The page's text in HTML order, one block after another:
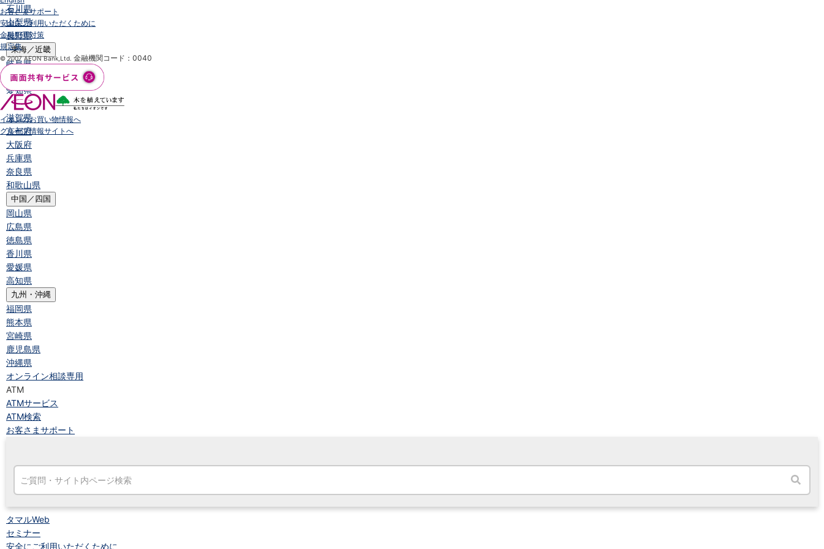
石川県
山梨県
長野県
東海／近畿
岐阜県
静岡県
愛知県
三重県
滋賀県
京都府
大阪府
兵庫県
奈良県
和歌山県
中国／四国
岡山県
広島県
徳島県
香川県
愛媛県
高知県
九州・沖縄
福岡県
熊本県
宮崎県
鹿児島県
沖縄県
オンライン相談専用
ATM
ATMサービス
ATM検索
お客さまサポート
タマルWeb
セミナー
安全にご利用いただくために
お客さまサポート
安全にご利用いただくために
金融犯罪対策
規定集
© 2007 AEON Bank,Ltd. 金融機関コード：0040
イオンのお買い物情報へ
グループ情報サイトへ